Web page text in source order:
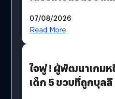
อวกาศเต็มสูบ
07/08/2026
Read More
ใจฟู ! ผู้พัฒนาเกม
เด็ก 5 ขวบที่ถูกบุลลี